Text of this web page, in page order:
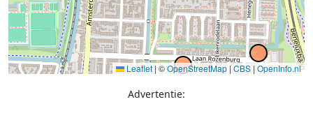
Leaflet | ©OpenStreetMap | CBS | OpenInfo.nl
Advertentie: